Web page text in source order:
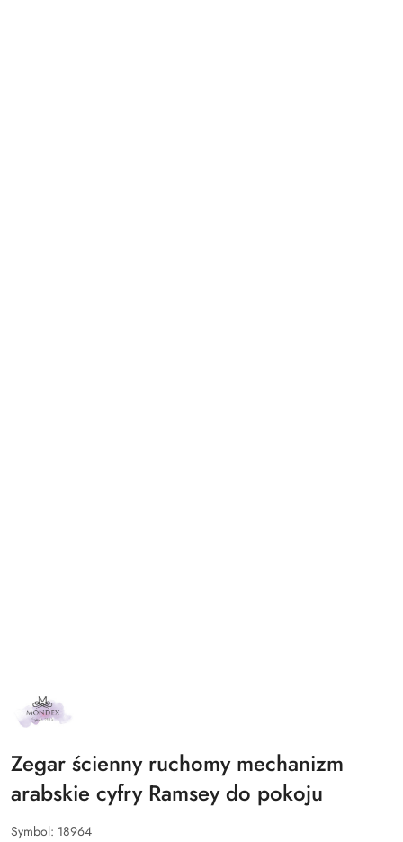
NAZWA
PRODUCENTA:
MONDEX
Zegar ścienny ruchomy mechanizm
arabskie cyfry Ramsey do pokoju
Symbol: 18964